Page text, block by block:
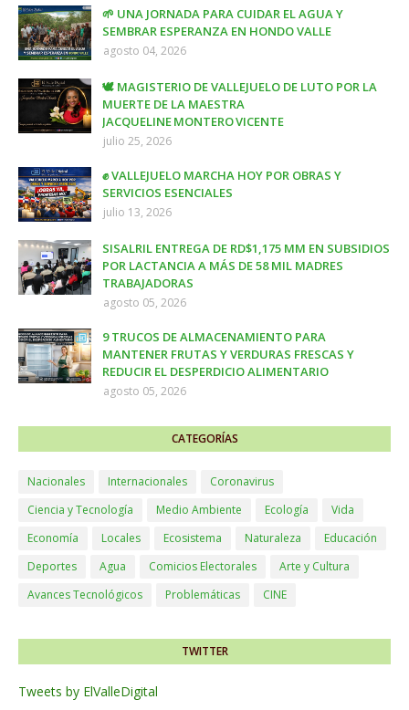
🌱 UNA JORNADA PARA CUIDAR EL AGUA Y
SEMBRAR ESPERANZA EN HONDO VALLE
agosto 04, 2026
🕊️ MAGISTERIO DE VALLEJUELO DE LUTO POR LA
MUERTE DE LA MAESTRA
JACQUELINE MONTERO VICENTE
julio 25, 2026
✊ VALLEJUELO MARCHA HOY POR OBRAS Y
SERVICIOS ESENCIALES
julio 13, 2026
SISALRIL ENTREGA DE RD$1,175 MM EN SUBSIDIOS
POR LACTANCIA A MÁS DE 58 MIL MADRES
TRABAJADORAS
agosto 05, 2026
9 TRUCOS DE ALMACENAMIENTO PARA
MANTENER FRUTAS Y VERDURAS FRESCAS Y
REDUCIR EL DESPERDICIO ALIMENTARIO
agosto 05, 2026
CATEGORÍAS
Nacionales Internacionales
Coronavirus
Ciencia y Tecnología
Medio Ambiente Ecología
Vida
Economía
Locales Ecosistema Naturaleza
Educación
Deportes
Agua Comicios Electorales
Arte y Cultura
Avances Tecnológicos
Problemáticas CINE
TWITTER
Tweets by ElValleDigital